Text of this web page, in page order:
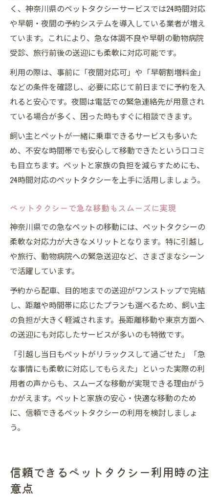
く、神奈川県のペットタクシーサービスでは24時間対応
や早朝・夜間の予約システムを導入している業者が増え
ています。これにより、急な体調不良や早朝の動物病院
受診、旅行前後の送迎にも柔軟に対応可能です。
利用の際は、事前に「夜間対応可」や「早朝割増料金」
などの条件を確認し、必要に応じて前日までに予約を入
れると安心です。夜間は電話での緊急連絡先が用意され
ている場合が多く、困った時もすぐに相談できます。
飼い主とペットが一緒に乗車できるサービスも多いた
め、不安な時間帯でも安心して移動できたという口コミ
も目立ちます。ペットと家族の負担を減らすためにも、
24時間対応のペットタクシーを上手に活用しましょう。
ペットタクシーで急な移動もスムーズに実現
神奈川県での急なペットの移動には、ペットタクシーの
柔軟な対応力が大きなメリットとなります。特に引越し
や旅行、動物病院への緊急送迎など、さまざまなシーン
で活躍しています。
予約から配車、目的地までの送迎がワンストップで完結
し、距離や時間帯に応じたプランも選べるため、飼い主
の負担が大きく軽減されます。長距離移動や東京方面へ
の送迎にも対応したサービスが多いのも特徴です。
「引越し当日もペットがリラックスして過ごせた」「急
な事情にも柔軟に対応してもらえた」といった実際の利
用者の声からも、スムーズな移動が実現できる理由がう
かがえます。ペットと家族の安心・快適な移動のため
に、信頼できるペットタクシーの利用を検討しましょ
う。
信頼できるペットタクシー利用時の注
意点